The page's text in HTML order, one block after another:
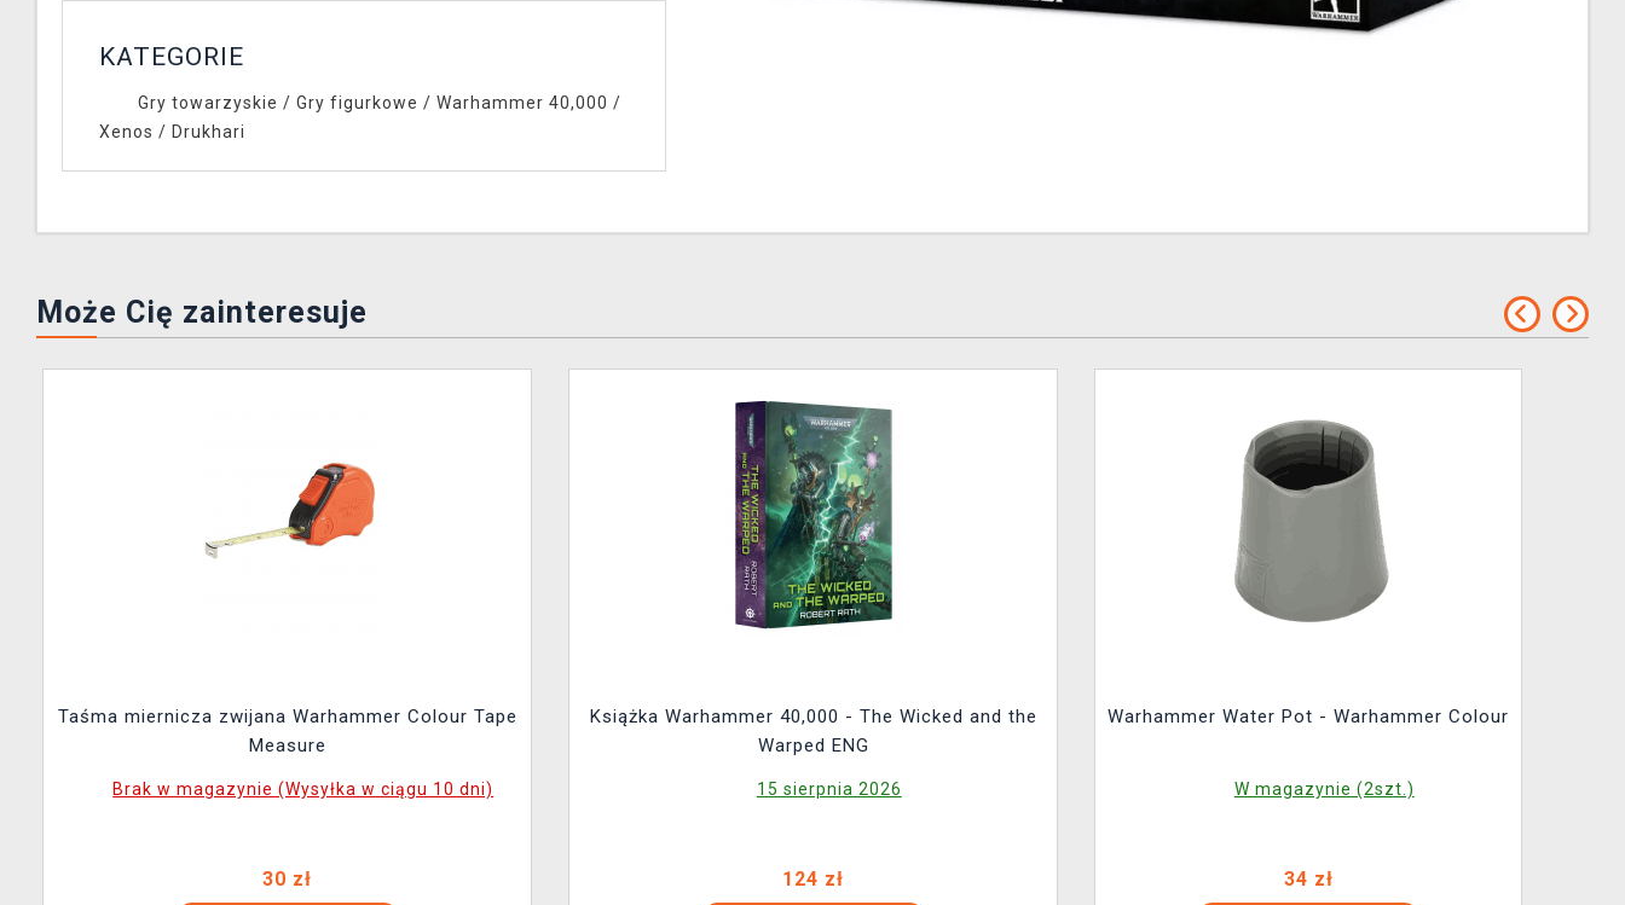
KATEGORIE
Gry towarzyskie / Gry figurkowe / Warhammer 40,000 /
Xenos / Drukhari
Może Cię zainteresuje
Taśma miernicza zwijana Warhammer Colour Tape
Measure
Brak w magazynie (Wysyłka w ciągu 10 dni)
30 zł
Książka Warhammer 40,000 - The Wicked and the
Warped ENG
15 sierpnia 2026
124 zł
Warhammer Water Pot - Warhammer Colour
W magazynie (2szt.)
34 zł